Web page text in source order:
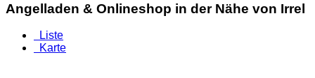
Angelladen & Onlineshop in der Nähe von Irrel
Liste
Karte